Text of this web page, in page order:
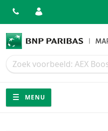
Zoek
Zoek
Navigatie
Site navigatie
MENU